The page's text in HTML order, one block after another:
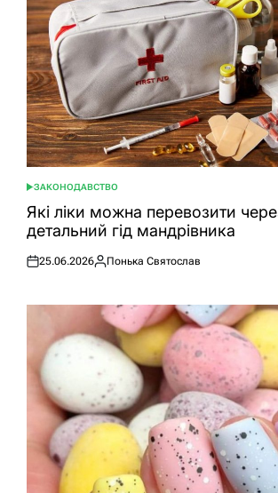
ОПУБЛІКУВАТИ
У
ЗАКОНОДАВСТВО
Які ліки можна перевозити
детальний гід мандрівника
Оприлюднено
25.06.2026
Опубліковано
Понька Святослав